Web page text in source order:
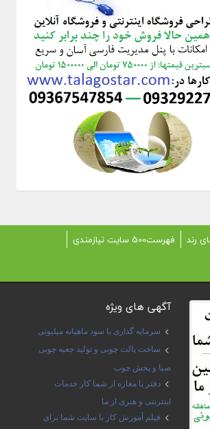
رند
فهرست500 سایت نیازمندی
آگهی های ویژه
سرمایه گذاری با سود ماهیانه میلیونی
ساخت پالت چوبی و تولید جعبه چوبی
صبا و پخش چوب
دفتر یا مغازه از شما کار خدمات
اینترنتی و هنری از ما
فیلم آموزش کار با سایت شما برای